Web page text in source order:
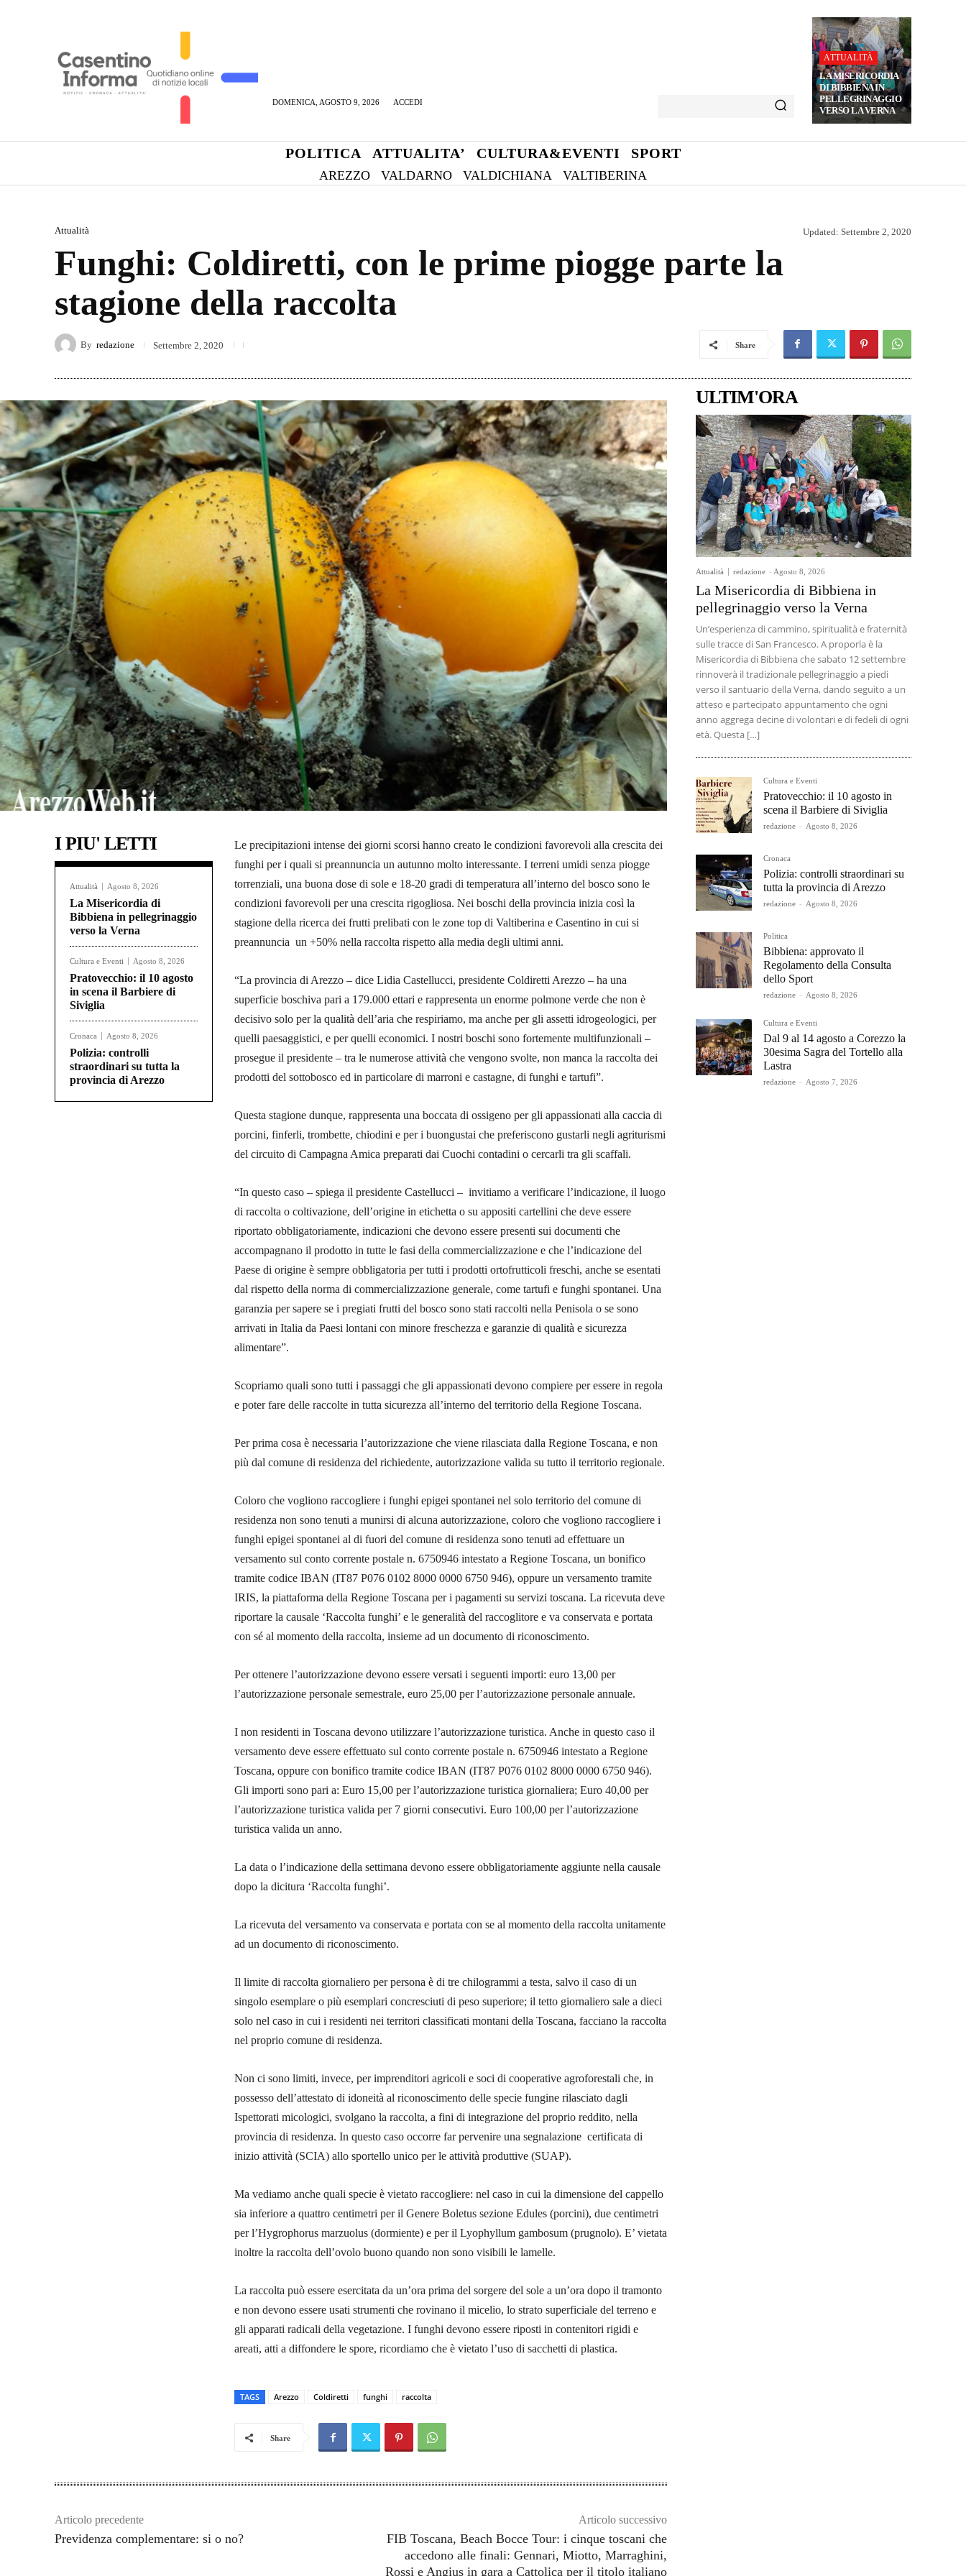
DOMENICA, AGOSTO 9, 2026 ACCEDI
ATTUALITÀ
LA MISERICORDIA
DI BIBBIENA IN
PELLEGRINAGGIO
VERSO LA VERNA
POLITICA ATTUALITA’ CULTURA&EVENTI SPORT
AREZZO VALDARNO VALDICHIANA VALTIBERINA
Attualità Updated: Settembre 2, 2020
Funghi: Coldiretti, con le prime piogge parte la
stagione della raccolta
By redazione Settembre 2, 2020 Share
I PIU' LETTI
Attualità Agosto 8, 2026
La Misericordia di
Bibbiena in pellegrinaggio
verso la Verna
Cultura e Eventi Agosto 8, 2026
Pratovecchio: il 10 agosto
in scena il Barbiere di
Siviglia
Cronaca Agosto 8, 2026
Polizia: controlli
straordinari su tutta la
provincia di Arezzo
Le precipitazioni intense dei giorni scorsi hanno creato le condizioni favorevoli alla crescita dei
funghi per i quali si preannuncia un autunno molto interessante. I terreni umidi senza piogge
torrenziali, una buona dose di sole e 18-20 gradi di temperatura all’interno del bosco sono le
condizioni favorevoli per una crescita rigogliosa. Nei boschi della provincia inizia così la
stagione della ricerca dei frutti prelibati con le zone top di Valtiberina e Casentino in cui si
preannuncia un +50% nella raccolta rispetto alla media degli ultimi anni.
“La provincia di Arezzo – dice Lidia Castellucci, presidente Coldiretti Arezzo – ha una
superficie boschiva pari a 179.000 ettari e rappresenta un enorme polmone verde che non è
decisivo solo per la qualità dell’aria che respiriamo, ma anche per gli assetti idrogeologici, per
quelli paesaggistici, e per quelli economici. I nostri boschi sono fortemente multifunzionali –
prosegue il presidente – tra le numerose attività che vengono svolte, non manca la raccolta dei
prodotti del sottobosco ed in particolare di marroni e castagne, di funghi e tartufi”.
Questa stagione dunque, rappresenta una boccata di ossigeno per gli appassionati alla caccia di
porcini, finferli, trombette, chiodini e per i buongustai che preferiscono gustarli negli agriturismi
del circuito di Campagna Amica preparati dai Cuochi contadini o cercarli tra gli scaffali.
“In questo caso – spiega il presidente Castellucci – invitiamo a verificare l’indicazione, il luogo
di raccolta o coltivazione, dell’origine in etichetta o su appositi cartellini che deve essere
riportato obbligatoriamente, indicazioni che devono essere presenti sui documenti che
accompagnano il prodotto in tutte le fasi della commercializzazione e che l’indicazione del
Paese di origine è sempre obbligatoria per tutti i prodotti ortofrutticoli freschi, anche se esentati
dal rispetto della norma di commercializzazione generale, come tartufi e funghi spontanei. Una
garanzia per sapere se i pregiati frutti del bosco sono stati raccolti nella Penisola o se sono
arrivati in Italia da Paesi lontani con minore freschezza e garanzie di qualità e sicurezza
alimentare”.
Scopriamo quali sono tutti i passaggi che gli appassionati devono compiere per essere in regola
e poter fare delle raccolte in tutta sicurezza all’interno del territorio della Regione Toscana.
Per prima cosa è necessaria l’autorizzazione che viene rilasciata dalla Regione Toscana, e non
più dal comune di residenza del richiedente, autorizzazione valida su tutto il territorio regionale.
Coloro che vogliono raccogliere i funghi epigei spontanei nel solo territorio del comune di
residenza non sono tenuti a munirsi di alcuna autorizzazione, coloro che vogliono raccogliere i
funghi epigei spontanei al di fuori del comune di residenza sono tenuti ad effettuare un
versamento sul conto corrente postale n. 6750946 intestato a Regione Toscana, un bonifico
tramite codice IBAN (IT87 P076 0102 8000 0000 6750 946), oppure un versamento tramite
IRIS, la piattaforma della Regione Toscana per i pagamenti su servizi toscana. La ricevuta deve
riportare la causale ‘Raccolta funghi’ e le generalità del raccoglitore e va conservata e portata
con sé al momento della raccolta, insieme ad un documento di riconoscimento.
Per ottenere l’autorizzazione devono essere versati i seguenti importi: euro 13,00 per
l’autorizzazione personale semestrale, euro 25,00 per l’autorizzazione personale annuale.
I non residenti in Toscana devono utilizzare l’autorizzazione turistica. Anche in questo caso il
versamento deve essere effettuato sul conto corrente postale n. 6750946 intestato a Regione
Toscana, oppure con bonifico tramite codice IBAN (IT87 P076 0102 8000 0000 6750 946).
Gli importi sono pari a: Euro 15,00 per l’autorizzazione turistica giornaliera; Euro 40,00 per
l’autorizzazione turistica valida per 7 giorni consecutivi. Euro 100,00 per l’autorizzazione
turistica valida un anno.
La data o l’indicazione della settimana devono essere obbligatoriamente aggiunte nella causale
dopo la dicitura ‘Raccolta funghi’.
La ricevuta del versamento va conservata e portata con se al momento della raccolta unitamente
ad un documento di riconoscimento.
Il limite di raccolta giornaliero per persona è di tre chilogrammi a testa, salvo il caso di un
singolo esemplare o più esemplari concresciuti di peso superiore; il tetto giornaliero sale a dieci
solo nel caso in cui i residenti nei territori classificati montani della Toscana, facciano la raccolta
nel proprio comune di residenza.
Non ci sono limiti, invece, per imprenditori agricoli e soci di cooperative agroforestali che, in
possesso dell’attestato di idoneità al riconoscimento delle specie fungine rilasciato dagli
Ispettorati micologici, svolgano la raccolta, a fini di integrazione del proprio reddito, nella
provincia di residenza. In questo caso occorre far pervenire una segnalazione certificata di
inizio attività (SCIA) allo sportello unico per le attività produttive (SUAP).
Ma vediamo anche quali specie è vietato raccogliere: nel caso in cui la dimensione del cappello
sia inferiore a quattro centimetri per il Genere Boletus sezione Edules (porcini), due centimetri
per l’Hygrophorus marzuolus (dormiente) e per il Lyophyllum gambosum (prugnolo). E’ vietata
inoltre la raccolta dell’ovolo buono quando non sono visibili le lamelle.
La raccolta può essere esercitata da un’ora prima del sorgere del sole a un’ora dopo il tramonto
e non devono essere usati strumenti che rovinano il micelio, lo strato superficiale del terreno e
gli apparati radicali della vegetazione. I funghi devono essere riposti in contenitori rigidi e
areati, atti a diffondere le spore, ricordiamo che è vietato l’uso di sacchetti di plastica.
TAGS Arezzo Coldiretti funghi raccolta
Share
Articolo precedente
Previdenza complementare: si o no?
Articolo successivo
FIB Toscana, Beach Bocce Tour: i cinque toscani che
accedono alle finali: Gennari, Miotto, Marraghini,
Rossi e Angius in gara a Cattolica per il titolo italiano
ULTIM'ORA
Attualità redazione - Agosto 8, 2026
La Misericordia di Bibbiena in
pellegrinaggio verso la Verna
Un’esperienza di cammino, spiritualità e fraternità
sulle tracce di San Francesco. A proporla è la
Misericordia di Bibbiena che sabato 12 settembre
rinnoverà il tradizionale pellegrinaggio a piedi
verso il santuario della Verna, dando seguito a un
atteso e partecipato appuntamento che ogni
anno aggrega decine di volontari e di fedeli di ogni
età. Questa […]
Cultura e Eventi
Pratovecchio: il 10 agosto in
scena il Barbiere di Siviglia
redazione - Agosto 8, 2026
Cronaca
Polizia: controlli straordinari su
tutta la provincia di Arezzo
redazione - Agosto 8, 2026
Politica
Bibbiena: approvato il
Regolamento della Consulta
dello Sport
redazione - Agosto 8, 2026
Cultura e Eventi
Dal 9 al 14 agosto a Corezzo la
30esima Sagra del Tortello alla
Lastra
redazione - Agosto 7, 2026